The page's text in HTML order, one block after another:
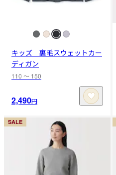
キッズ 裏毛スウェットカー
ディガン
110 〜 150
2,490円
SALE